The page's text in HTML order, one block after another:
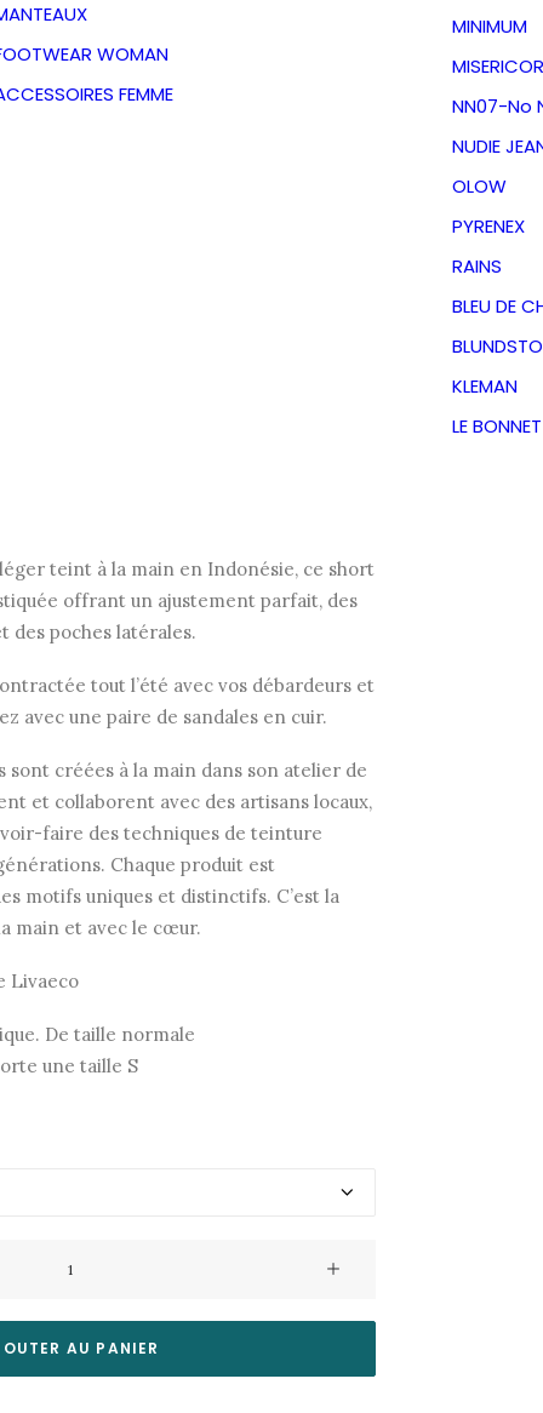
WOMAN
FEMME
MINIMUM
NN07-No
NUDIE
OLOW
PYRENEX
RAINS
BLEU DE
KLEMAN
LE
initial
était :
109,00€.
actuel
est :
54,50€.
teint à la main en Indonésie, ce short
offrant un ajustement parfait, des
des poches latérales.
tout l’été avec vos débardeurs et
avec une paire de sandales en cuir.
sont créées à la main dans son atelier de
et collaborent avec des artisans locaux,
faire des techniques de teinture
Chaque produit est
motifs uniques et distinctifs. C’est la
main et avec le cœur.
Livaeco
De taille normale
une taille S
AU PANIER